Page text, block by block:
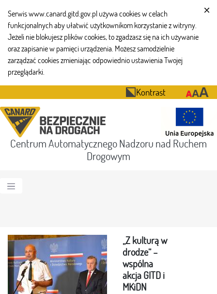
Serwis www.canard.gitd.gov.pl używa cookies w celach
funkcjonalnych aby ułatwić użytkownikom korzystanie z witryny.
Jeżeli nie blokujesz plików cookies, to zgadzasz się na ich używanie
oraz zapisanie w pamięci urządzenia. Możesz samodzielnie
zarządzać cookies zmieniając odpowiednio ustawienia Twojej
przeglądarki.
Kontrast
Centrum Automatycznego Nadzoru nad Ruchem
Drogowym
„Z kulturą w
drodze” –
wspólna
akcja GITD i
MKiDN